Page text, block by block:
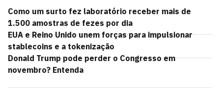
Como um surto fez laboratório receber mais de
1.500 amostras de fezes por dia
EUA e Reino Unido unem forças para impulsionar
stablecoins e a tokenização
Donald Trump pode perder o Congresso em
novembro? Entenda